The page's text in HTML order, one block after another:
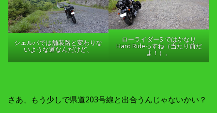
シェルパでは舗装路と変わりな
いような道なんだけど、
ローライダーS ではかなり
Hard Rideっすね（当たり前だ
よ！）。
さあ、もう少しで県道203号線と出合うんじゃないかい？